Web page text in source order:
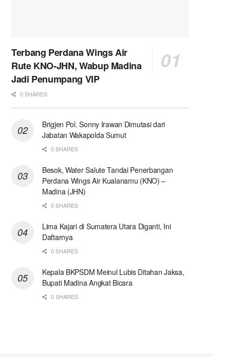
Terbang Perdana Wings Air
Rute KNO-JHN, Wabup Madina
Jadi Penumpang VIP
0 SHARES
Brigjen Pol. Sonny Irawan Dimutasi dari
Jabatan Wakapolda Sumut
0 SHARES
Besok, Water Salute Tandai Penerbangan
Perdana Wings Air Kualanamu (KNO) –
Madina (JHN)
0 SHARES
Lima Kajari di Sumatera Utara Diganti, Ini
Daftarnya
0 SHARES
Kepala BKPSDM Meinul Lubis Ditahan Jaksa,
Bupati Madina Angkat Bicara
0 SHARES